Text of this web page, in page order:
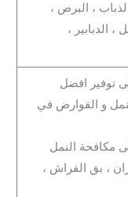
، البرص ،
الدبابير ،
توفير افضل
و القوارض في
مكافحة النمل
، بق الفراش ،